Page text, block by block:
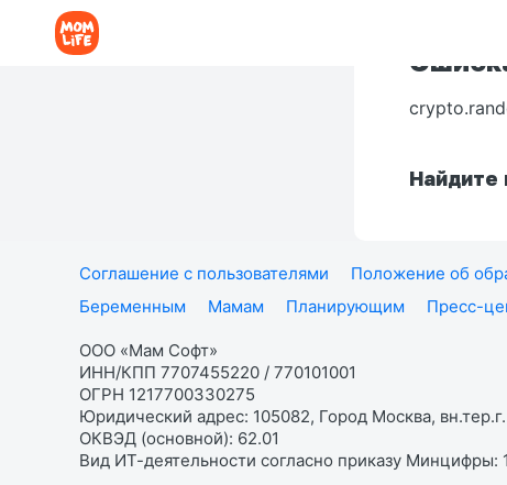
Найдите
Соглашение с пользователями Положение об
Беременным
Мамам Планирующим Пресс-
ООО «Мам Софт»
ИНН/КПП 7707455220 / 770101001
ОГРН 1217700330275
Юридический адрес: 105082, Город Москва,
ОКВЭД (основной): 62.01
Вид ИТ-деятельности согласно приказу Минцифры: